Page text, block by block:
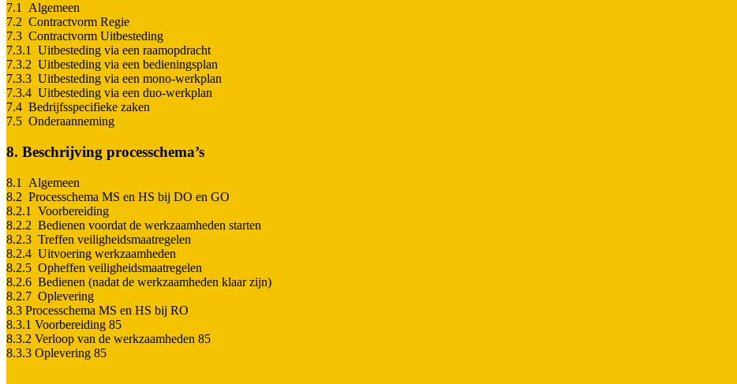
7.1 Algemeen
7.2 Contractvorm Regie
7.3 Contractvorm Uitbesteding
7.3.1 Uitbesteding via een raamopdracht
7.3.2 Uitbesteding via een bedieningsplan
7.3.3 Uitbesteding via een mono-werkplan
7.3.4 Uitbesteding via een duo-werkplan
7.4 Bedrijfsspecifieke zaken
7.5 Onderaanneming
8. Beschrijving processchema’s
8.1 Algemeen
8.2 Processchema MS en HS bij DO en GO
8.2.1 Voorbereiding
8.2.2 Bedienen voordat de werkzaamheden starten
8.2.3 Treffen veiligheidsmaatregelen
8.2.4 Uitvoering werkzaamheden
8.2.5 Opheffen veiligheidsmaatregelen
8.2.6 Bedienen (nadat de werkzaamheden klaar zijn)
8.2.7 Oplevering
8.3 Processchema MS en HS bij RO
8.3.1 Voorbereiding 85
8.3.2 Verloop van de werkzaamheden 85
8.3.3 Oplevering 85